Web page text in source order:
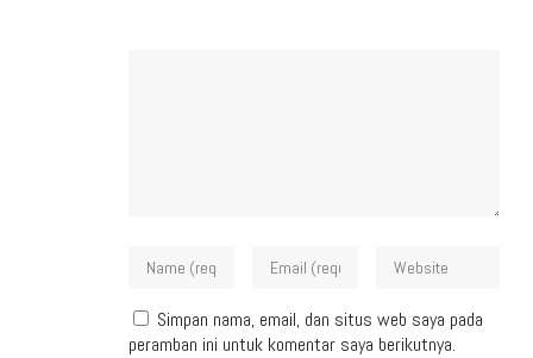
Simpan nama, email, dan situs web saya pada
peramban ini untuk komentar saya berikutnya.